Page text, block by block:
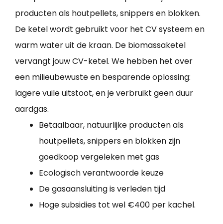
producten als houtpellets, snippers en blokken.
De ketel wordt gebruikt voor het CV systeem en
warm water uit de kraan. De biomassaketel
vervangt jouw CV-ketel. We hebben het over
een milieubewuste en besparende oplossing:
lagere vuile uitstoot, en je verbruikt geen duur
aardgas.
Betaalbaar, natuurlijke producten als
houtpellets, snippers en blokken zijn
goedkoop vergeleken met gas
Ecologisch verantwoorde keuze
De gasaansluiting is verleden tijd
Hoge subsidies tot wel €400 per kachel.